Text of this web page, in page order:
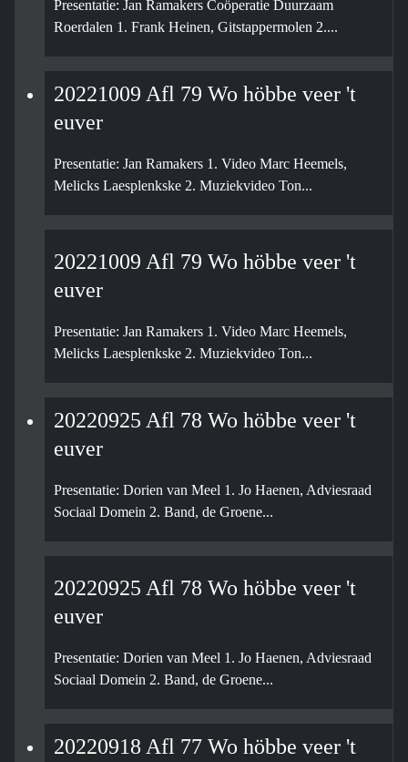
Presentatie: Jan Ramakers Coöperatie Duurzaam
Roerdalen 1. Frank Heinen, Gitstappermolen 2....
20221009 Afl 79 Wo höbbe veer 't
euver
Presentatie: Jan Ramakers 1. Video Marc Heemels,
Melicks Laesplenkske 2. Muziekvideo Ton...
20221009 Afl 79 Wo höbbe veer 't
euver
Presentatie: Jan Ramakers 1. Video Marc Heemels,
Melicks Laesplenkske 2. Muziekvideo Ton...
20220925 Afl 78 Wo höbbe veer 't
euver
Presentatie: Dorien van Meel 1. Jo Haenen, Adviesraad
Sociaal Domein 2. Band, de Groene...
20220925 Afl 78 Wo höbbe veer 't
euver
Presentatie: Dorien van Meel 1. Jo Haenen, Adviesraad
Sociaal Domein 2. Band, de Groene...
20220918 Afl 77 Wo höbbe veer 't